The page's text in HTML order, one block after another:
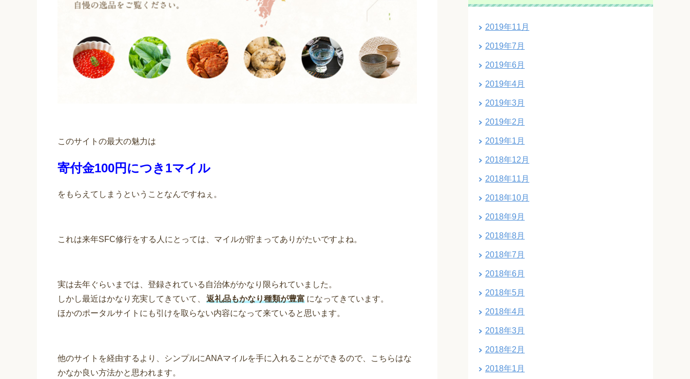
このサイトの最大の魅力は
寄付金100円につき1マイル
をもらえてしまうということなんですねぇ。
これは来年SFC修行をする人にとっては、マイルが貯まってありがたいですよね。
実は去年ぐらいまでは、登録されている自治体がかなり限られていました。
しかし最近はかなり充実してきていて、
返礼品もかなり種類が豊富 になってきています。
ほかのポータルサイトにも引けを取らない内容になって来ていると思います。
他のサイトを経由するより、シンプルにANAマイルを手に入れることができるので、こちらはな
かなか良い方法かと思われます。
2019年11月
2019年7月
2019年6月
2019年4月
2019年3月
2019年2月
2019年1月
2018年12月
2018年11月
2018年10月
2018年9月
2018年8月
2018年7月
2018年6月
2018年5月
2018年4月
2018年3月
2018年2月
2018年1月